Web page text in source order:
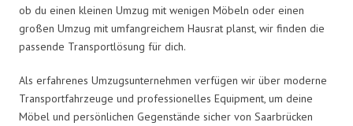
ob du einen kleinen Umzug mit wenigen Möbeln oder einen
großen Umzug mit umfangreichem Hausrat planst, wir finden die
passende Transportlösung für dich.
Als erfahrenes Umzugsunternehmen verfügen wir über moderne
Transportfahrzeuge und professionelles Equipment, um deine
Möbel und persönlichen Gegenstände sicher von Saarbrücken